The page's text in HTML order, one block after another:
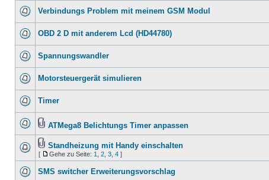
Verbindungs Problem mit meinem GSM Modul
OBD 2 D mit anderem Lcd (HD44780)
Spannungswandler
Motorsteuergerät simulieren
Timer
ATMega8 Belichtungs Timer anpassen
Standheizung mit Handy einschalten
[ Gehe zu Seite: 1 2 3 4 ]
SMS switcher Erweiterungsvorschlag